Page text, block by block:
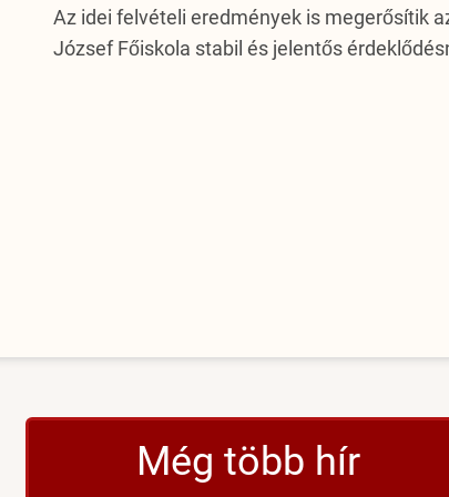
Az idei felvételi eredmények is megerősítik
József Főiskola stabil és jelentős
Még több hír